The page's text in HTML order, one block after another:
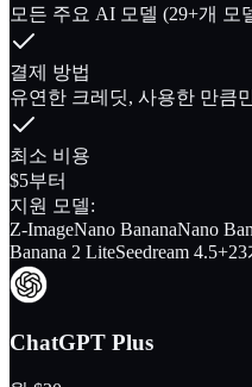
모든 주요 AI 모델 (29+개 모
결제 방법
유연한 크레딧, 사용한 만큼
최소 비용
$5부터
지원 모델:
Z-ImageNano BananaNano
Banana 2 LiteSeedream 4.5+23
ChatGPT Plus